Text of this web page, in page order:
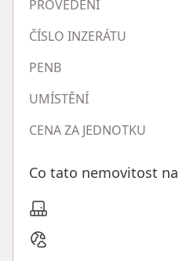
PROVEDENÍ
ČÍSLO INZERÁTU
PENB
UMÍSTĚNÍ
CENA ZA JEDNOTKU
Co tato nemovitost